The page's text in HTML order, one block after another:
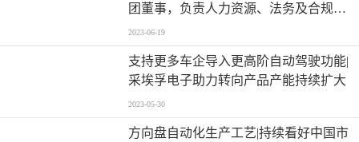
团董事，负责人力资源、法务及合规事
务|整车及供应链领域的转型专家
2023-06-19
支持更多车企导入更高阶自动驾驶功能|
采埃孚电子助力转向产品产能持续扩大
2023-05-30
方向盘自动化生产工艺|持续看好中国市